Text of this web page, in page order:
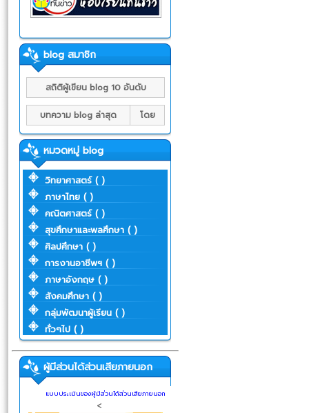
blog สมาชิก
สถิติผู้เขียน blog 10 อันดับ
บทความ blog ล่าสุด โดย
หมวดหมู่ blog
วิทยาศาสตร์ ( )
ภาษาไทย ( )
คณิตศาสตร์ ( )
สุขศึกษาและพลศึกษา ( )
ศิลปศึกษา ( )
การงานอาชีพฯ ( )
ภาษาอังกฤษ ( )
สังคมศึกษา ( )
กลุ่มพัฒนาผู้เรียน ( )
ทั่วๆไป ( )
ผู้มีส่วนได้ส่วนเสียภายนอก
แบบประเมินของผู้มีส่วนได้ส่วนเสียภายนอก
<